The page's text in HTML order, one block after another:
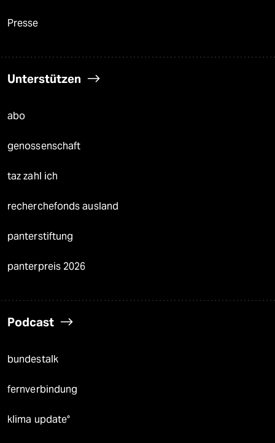
Presse
Unterstützen
abo
genossenschaft
taz zahl ich
recherchefonds ausland
panterstiftung
panterpreis 2026
Podcast
bundestalk
fernverbindung
klima update°